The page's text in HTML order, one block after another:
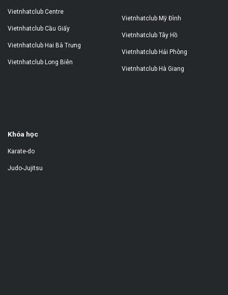
Vietnhatclub Centre
Vietnhatclub Cầu Giấy
Vietnhatclub Hai Bà Trưng
Vietnhatclub Long Biên
Vietnhatclub Mỹ Đình
Vietnhatclub Tây Hồ
Vietnhatclub Hải Phòng
Vietnhatclub Hà Giang
Khóa học
Karate-do
Judo-Jujitsu